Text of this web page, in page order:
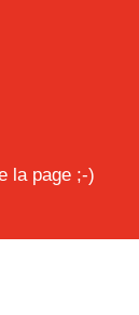
la page ;-)